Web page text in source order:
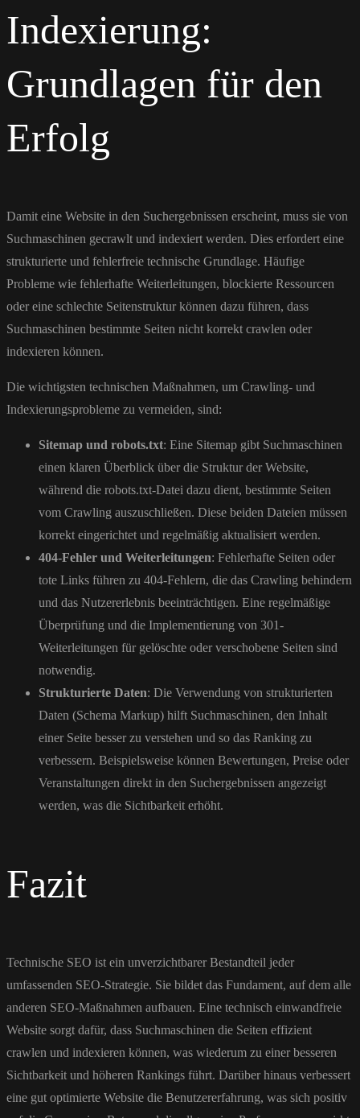
Indexierung:
Grundlagen für den
Erfolg
Damit eine Website in den Suchergebnissen erscheint, muss sie von
Suchmaschinen gecrawlt und indexiert werden. Dies erfordert eine
strukturierte und fehlerfreie technische Grundlage. Häufige
Probleme wie fehlerhafte Weiterleitungen, blockierte Ressourcen
oder eine schlechte Seitenstruktur können dazu führen, dass
Suchmaschinen bestimmte Seiten nicht korrekt crawlen oder
indexieren können.
Die wichtigsten technischen Maßnahmen, um Crawling- und
Indexierungsprobleme zu vermeiden, sind:
Sitemap und robots.txt: Eine Sitemap gibt Suchmaschinen
einen klaren Überblick über die Struktur der Website,
während die robots.txt-Datei dazu dient, bestimmte Seiten
vom Crawling auszuschließen. Diese beiden Dateien müssen
korrekt eingerichtet und regelmäßig aktualisiert werden.
404-Fehler und Weiterleitungen: Fehlerhafte Seiten oder
tote Links führen zu 404-Fehlern, die das Crawling behindern
und das Nutzererlebnis beeinträchtigen. Eine regelmäßige
Überprüfung und die Implementierung von 301-
Weiterleitungen für gelöschte oder verschobene Seiten sind
notwendig.
Strukturierte Daten: Die Verwendung von strukturierten
Daten (Schema Markup) hilft Suchmaschinen, den Inhalt
einer Seite besser zu verstehen und so das Ranking zu
verbessern. Beispielsweise können Bewertungen, Preise oder
Veranstaltungen direkt in den Suchergebnissen angezeigt
werden, was die Sichtbarkeit erhöht.
Fazit
Technische SEO ist ein unverzichtbarer Bestandteil jeder
umfassenden SEO-Strategie. Sie bildet das Fundament, auf dem alle
anderen SEO-Maßnahmen aufbauen. Eine technisch einwandfreie
Website sorgt dafür, dass Suchmaschinen die Seiten effizient
crawlen und indexieren können, was wiederum zu einer besseren
Sichtbarkeit und höheren Rankings führt. Darüber hinaus verbessert
eine gut optimierte Website die Benutzererfahrung, was sich positiv